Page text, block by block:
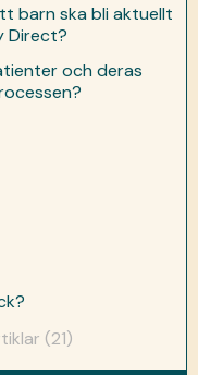
barn ska bli aktuellt
Direct?
och deras
(21)